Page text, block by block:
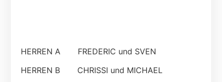
HERREN A FREDERIC und SVEN
HERREN B CHRISSI und MICHAEL